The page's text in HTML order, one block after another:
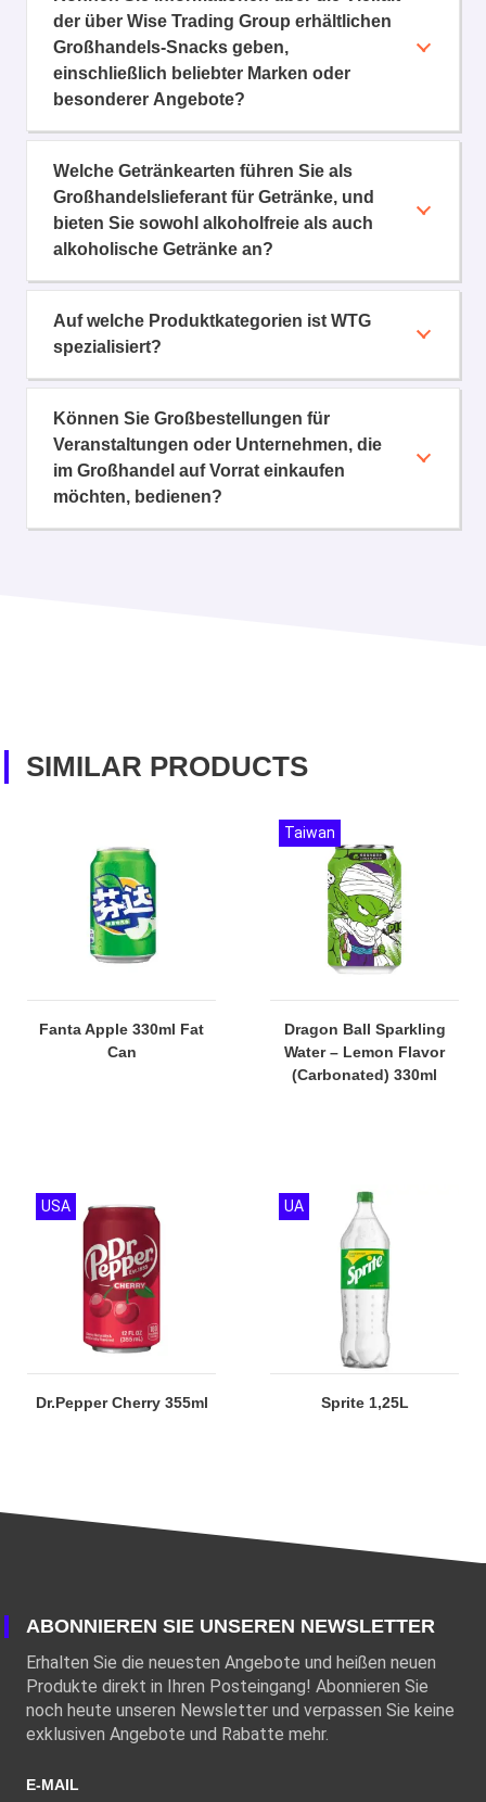
der über Wise Trading Group erhältlichen
Großhandels-Snacks geben,
einschließlich beliebter Marken oder
besonderer Angebote?
Welche Getränkearten führen Sie als
Großhandelslieferant für Getränke, und
bieten Sie sowohl alkoholfreie als auch
alkoholische Getränke an?
Auf welche Produktkategorien ist WTG
spezialisiert?
Können Sie Großbestellungen für
Veranstaltungen oder Unternehmen, die
im Großhandel auf Vorrat einkaufen
möchten, bedienen?
SIMILAR PRODUCTS
Fanta Apple 330ml Fat
Can
Dragon Ball Sparkling
Water – Lemon Flavor
(Carbonated) 330ml
Taiwan
Dr.Pepper Cherry 355ml
USA
Sprite 1,25L
UA
ABONNIEREN SIE UNSEREN NEWSLETTER
Erhalten Sie die neuesten Angebote und heißen neuen
Produkte direkt in Ihren Posteingang! Abonnieren Sie
noch heute unseren Newsletter und verpassen Sie keine
exklusiven Angebote und Rabatte mehr.
E-MAIL